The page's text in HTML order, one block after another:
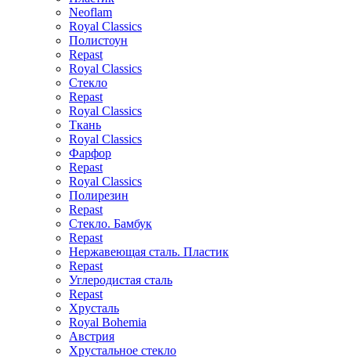
Neoflam
Royal Classics
Полистоун
Repast
Royal Classics
Стекло
Repast
Royal Classics
Ткань
Royal Classics
Фарфор
Repast
Royal Classics
Полирезин
Repast
Стекло. Бамбук
Repast
Нержавеющая сталь. Пластик
Repast
Углеродистая сталь
Repast
Хрусталь
Royal Bohemia
Австрия
Хрустальное стекло